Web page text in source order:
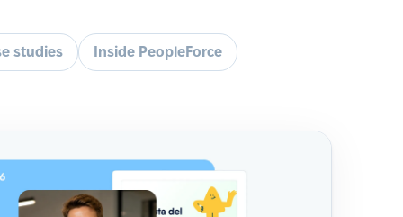
studies Inside PeopleForce